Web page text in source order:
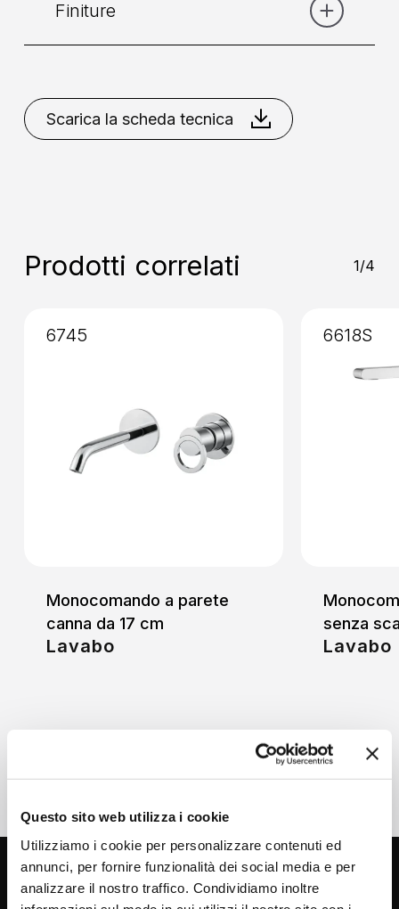
Questo sito web utilizza i cookie
Utilizziamo i cookie per personalizzare contenuti ed
annunci, per fornire funzionalità dei social media e per
analizzare il nostro traffico. Condividiamo inoltre
Collocazione: A Parete
Installazione
Finiture
Bianco
Opaco
Cromo Grafite
Nero
Opaco
Nikel Spazzolato
Scarica la scheda tecnica
Prodotti correlati 1/4
Monocomando a parete
canna da 17 cm
Lavabo
6745
senza
Lavabo
6618S